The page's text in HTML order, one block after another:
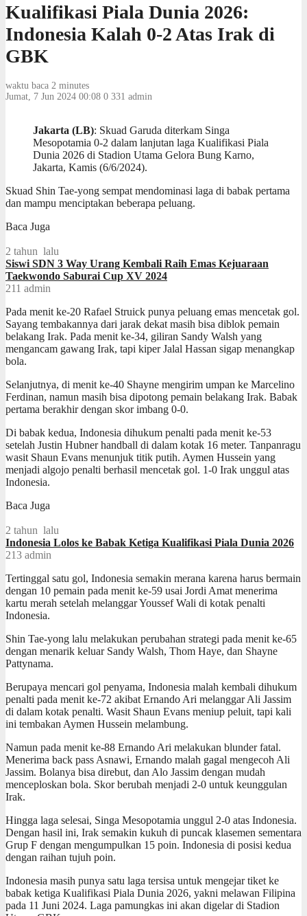
Kualifikasi Piala Dunia 2026:
Indonesia Kalah 0-2 Atas Irak di
GBK
waktu baca 2 minutes
Jumat, 7 Jun 2024 00:08 0 331 admin
Jakarta (LB): Skuad Garuda diterkam Singa
Mesopotamia 0-2 dalam lanjutan laga Kualifikasi Piala
Dunia 2026 di Stadion Utama Gelora Bung Karno,
Jakarta, Kamis (6/6/2024).
Skuad Shin Tae-yong sempat mendominasi laga di babak pertama
dan mampu menciptakan beberapa peluang.
Baca Juga
2 tahun lalu
Siswi SDN 3 Way Urang Kembali Raih Emas Kejuaraan
Taekwondo Saburai Cup XV 2024
211 admin
Pada menit ke-20 Rafael Struick punya peluang emas mencetak gol.
Sayang tembakannya dari jarak dekat masih bisa diblok pemain
belakang Irak. Pada menit ke-34, giliran Sandy Walsh yang
mengancam gawang Irak, tapi kiper Jalal Hassan sigap menangkap
bola.
Selanjutnya, di menit ke-40 Shayne mengirim umpan ke Marcelino
Ferdinan, namun masih bisa dipotong pemain belakang Irak. Babak
pertama berakhir dengan skor imbang 0-0.
Di babak kedua, Indonesia dihukum penalti pada menit ke-53
setelah Justin Hubner handball di dalam kotak 16 meter. Tanpanragu
wasit Shaun Evans menunjuk titik putih. Aymen Hussein yang
menjadi algojo penalti berhasil mencetak gol. 1-0 Irak unggul atas
Indonesia.
Baca Juga
2 tahun lalu
Indonesia Lolos ke Babak Ketiga Kualifikasi Piala Dunia 2026
213 admin
Tertinggal satu gol, Indonesia semakin merana karena harus bermain
dengan 10 pemain pada menit ke-59 usai Jordi Amat menerima
kartu merah setelah melanggar Youssef Wali di kotak penalti
Indonesia.
Shin Tae-yong lalu melakukan perubahan strategi pada menit ke-65
dengan menarik keluar Sandy Walsh, Thom Haye, dan Shayne
Pattynama.
Berupaya mencari gol penyama, Indonesia malah kembali dihukum
penalti pada menit ke-72 akibat Ernando Ari melanggar Ali Jassim
di dalam kotak penalti. Wasit Shaun Evans meniup peluit, tapi kali
ini tembakan Aymen Hussein melambung.
Namun pada menit ke-88 Ernando Ari melakukan blunder fatal.
Menerima back pass Asnawi, Ernando malah gagal mengecoh Ali
Jassim. Bolanya bisa direbut, dan Alo Jassim dengan mudah
menceploskan bola. Skor berubah menjadi 2-0 untuk keunggulan
Irak.
Hingga laga selesai, Singa Mesopotamia unggul 2-0 atas Indonesia.
Dengan hasil ini, Irak semakin kukuh di puncak klasemen sementara
Grup F dengan mengumpulkan 15 poin. Indonesia di posisi kedua
dengan raihan tujuh poin.
Indonesia masih punya satu laga tersisa untuk mengejar tiket ke
babak ketiga Kualifikasi Piala Dunia 2026, yakni melawan Filipina
pada 11 Juni 2024. Laga pamungkas ini akan digelar di Stadion